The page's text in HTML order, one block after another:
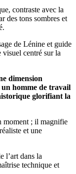
contraste avec la
des tons sombres et
de Lénine et guide
visuel centré sur la
dimension
homme de travail
glorifiant la
moment ; il magnifie
et une
l’art dans la
technique et